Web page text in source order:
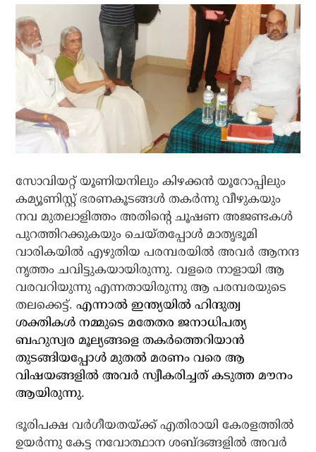
സോവിയറ്റ് യൂണിയനിലും കിഴക്കന്‍ യൂറോപ്പിലും
കമ്യൂണിസ്റ്റ് ഭരണകൂടങ്ങള്‍ തകര്‍ന്നു വീഴുകയും
നവ മുതലാളിത്തം അതിന്റെ ചൂഷണ അജണ്ടകള്‍
പുറത്തിറക്കുകയും ചെയ്തപ്പോള്‍ മാതൃഭൂമി
വാരികയില്‍ എഴുതിയ പരമ്പരയില്‍ അവര്‍ ആനന്ദ
നൃത്തം ചവിട്ടുകയായിരുന്നു. വളരെ നാളായി ആ
വരവറിയുന്നു എന്നതായിരുന്നു ആ പരമ്പരയുടെ
തലക്കെട്ട്.എന്നാല്‍ ഇന്ത്യയില്‍ ഹിന്ദുത്വ
ശക്തികള്‍ നമ്മുടെ മതേതര ജനാധിപത്യ
ബഹുസ്വര മൂല്യങ്ങളെ തകര്‍ത്തെറിയാന്‍
തുടങ്ങിയപ്പോള്‍ മുതല്‍ മരണം വരെ ആ
വിഷയങ്ങളില്‍ അവര്‍ സ്വീകരിച്ചത് കടുത്ത മൗനം
ആയിരുന്നു.
ഭൂരിപക്ഷ വര്‍ഗീയതയ്ക്ക് എതിരായി കേരളത്തില്‍
ഉയര്‍ന്നു കേട്ട നവോത്ഥാന ശബ്ദങ്ങളില്‍ അവര്‍